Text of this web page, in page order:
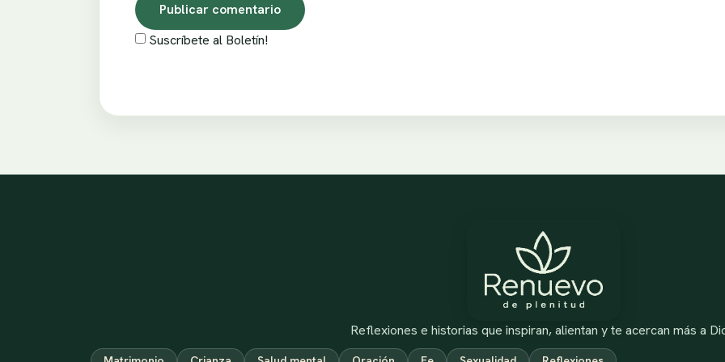
Suscríbete al Boletín!
Reflexiones e historias que inspiran, alientan y te acercan más a